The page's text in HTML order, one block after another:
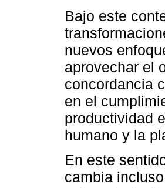
Bajo este
nuevos
aprovechar el
concordancia
en el
productividad
humano y la
En este
cambia